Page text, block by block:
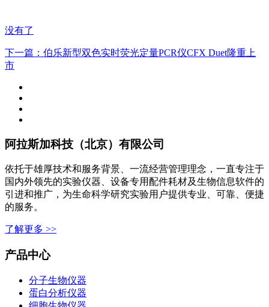
没有了
下一篇 ：伯乐新型双色实时荧光定量PCR仪CFX Duet隆重上
市
阿拉斯加科技（北京）有限公司
依托于雄厚技术和服务背景、一流经营管理理念，一直专注于
国内外领先的实验仪器、设备专用配件耗材及生物信息软件的
引进和推广，为生命科学研究实验用户提供专业、可靠、便捷
的服务。
了解更多 >>
产品中心
分子生物仪器
蛋白分析仪器